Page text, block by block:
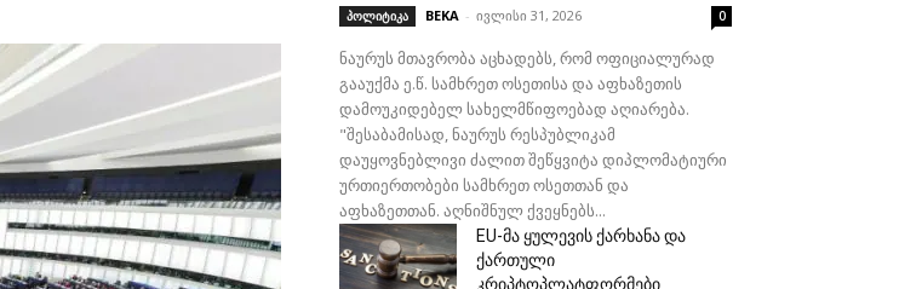
პოლიტიკა BEKA - ივლისი 31, 2026 0
ნაურუს მთავრობა აცხადებს, რომ ოფიციალურად
გააუქმა ე.წ. სამხრეთ ოსეთისა და აფხაზეთის
დამოუკიდებელ სახელმწიფოებად აღიარება.
"შესაბამისად, ნაურუს რესპუბლიკამ
დაუყოვნებლივი ძალით შეწყვიტა დიპლომატიური
ურთიერთობები სამხრეთ ოსეთთან და
აფხაზეთთან. აღნიშნულ ქვეყნებს...
EU-მა ყულევის ქარხანა და
ქართული
კრიპტოპლატფორმები